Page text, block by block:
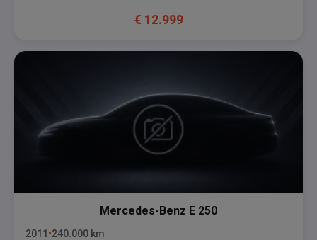
€ 12.999
Mercedes-Benz E 250
2011 240.000 km